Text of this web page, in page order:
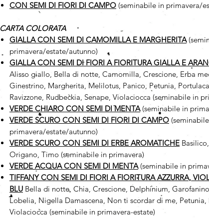
CON SEMI DI FIORI DI CAMPO (seminabile in primavera/
CARTA COLORATA
GIALLA CON SEMI DI CAMOMILLA E MARGHERITA
primavera/estate/autunno)
GIALLA CON SEMI DI FIORI A FIORITURA GIALLA E
Alisso giallo, Bella di notte, Camomilla, Crescione, Erba
Ginestrino, Margherita, Melilotus, Panico, Petunia,
Ravizzone, Rudbeckia, Senape, Violaciocca (seminabile in
VERDE CHIARO CON SEMI DI MENTA (seminabile in
VERDE SCURO CON SEMI DI FIORI DI CAMPO
primavera/estate/autunno)
VERDE SCURO CON SEMI DI ERBE AROMATICHE
Origano, Timo (seminabile in primavera)
VERDE ACQUA CON SEMI DI MENTA(seminabile in
TIFFANY CON SEMI DI FIORI A FIORITURA AZZURRA,
BLU Bella di notte, Chia, Crescione, Delphinium,
Lobelia, Nigella Damascena, Non ti scordar di me, Petunia,
Violaciocca (seminabile in primavera-estate)